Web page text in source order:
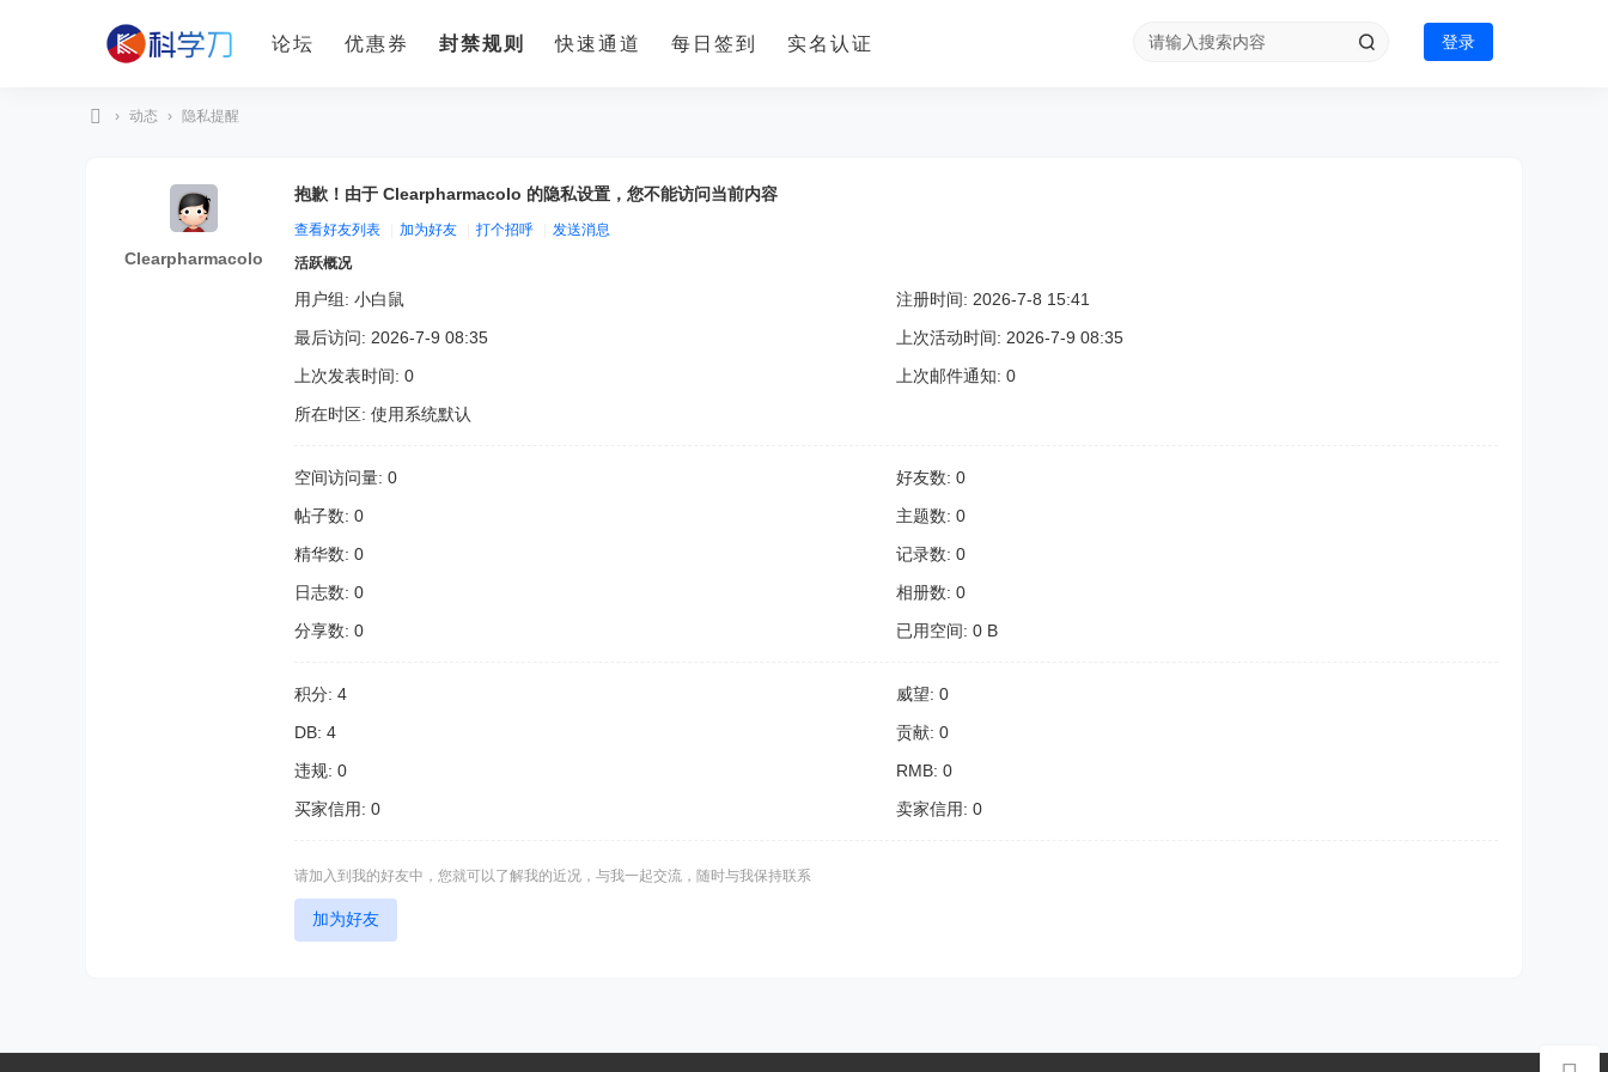
论坛 优惠券 封禁规则 快速通道 每日签到 实名认证 登录
› 动态 › 隐私提醒
Clearpharmacolo
抱歉！由于 Clearpharmacolo 的隐私设置，您不能访问当前内容
查看好友列表 加为好友 打个招呼
发送消息
活跃概况
用户组: 小白鼠
注册时间: 2026-7-8 15:41
最后访问: 2026-7-9 08:35
上次活动时间: 2026-7-9 08:35
上次发表时间: 0
上次邮件通知: 0
所在时区: 使用系统默认
空间访问量: 0
好友数: 0
帖子数: 0
主题数: 0
精华数: 0
记录数: 0
日志数: 0
相册数: 0
分享数: 0
已用空间: 0 B
积分: 4
威望: 0
DB: 4
贡献: 0
违规: 0
RMB: 0
买家信用: 0
卖家信用: 0
请加入到我的好友中，您就可以了解我的近况，与我一起交流，随时与我保持联系
加为好友